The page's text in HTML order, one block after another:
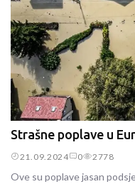
Strašne poplave u
21.09.2024 0 2778
Ove su poplave jasan